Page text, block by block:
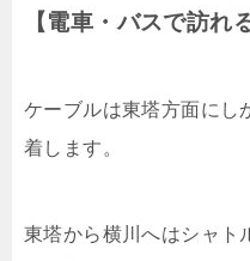
【電車・バスで訪れ
ケーブルは東塔方面にし
着します。
東塔から横川へはシャト